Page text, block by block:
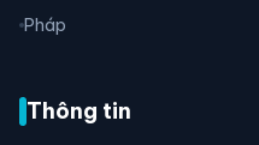
Pháp
Thông tin